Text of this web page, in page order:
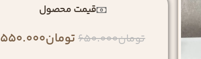
قیمت محصول
تومان650.000تومان550.000